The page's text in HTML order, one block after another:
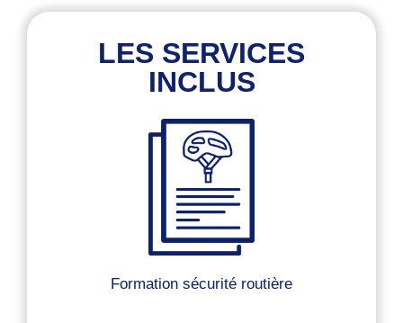
LES SERVICES
INCLUS
Formation sécurité routière